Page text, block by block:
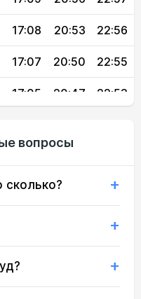
17:08 20:53 22:56
17:07 20:50 22:55
17:05 20:47 22:53
17:01 20:39 22:49
22:47
16:58 20:33 22:46
вопросы
сколько?